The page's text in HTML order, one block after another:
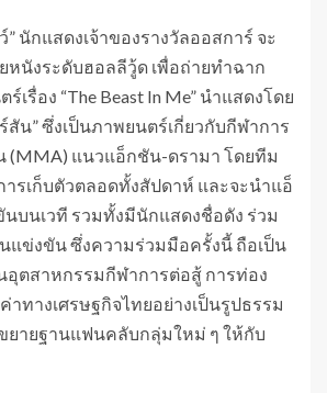
” นักแสดงเจ้าของรางวัลออสการ์ จะ
นังระดับฮอลลีวู้ด เพื่อถ่ายทำฉาก
รื่อง “The Beast In Me” นำแสดงโดย
สัน” ซึ่งเป็นภาพยนตร์เกี่ยวกับกีฬาการ
(MMA) แนวแอ็กชัน-ดรามา โดยทีม
รเก็บตัวตลอดทั้งสัปดาห์ และจะนำแอ็
บนเวที รวมทั้งมีนักแสดงชื่อดัง ร่วม
แข่งขัน ซึ่งความร่วมมือครั้งนี้ ถือเป็น
อุตสาหกรรมกีฬาการต่อสู้ การท่อง
าทางเศรษฐกิจไทยอย่างเป็นรูปธรรม
ยายฐานแฟนคลับกลุ่มใหม่ ๆ ให้กับ